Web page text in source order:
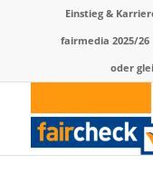
Einstieg &
fairmedia 2025/26
oder